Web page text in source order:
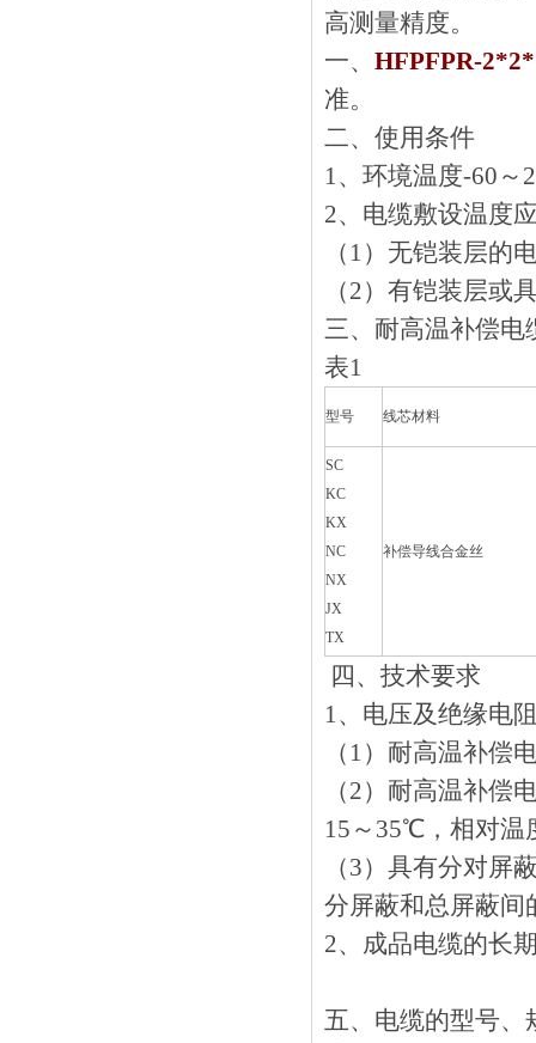
高测量精度。
一、 HFPFPR-
准。
二、 使用条件
1、环境温度-60～
2、电缆敷设温度
（1）无铠装层的
（2）有铠装层或
三、 耐高温补偿电
表1
型号 线芯材料
SC
KC
KX
NC
NX
JX
TX
补偿导线合金丝
四、 技术要求
1、电压及绝缘电
（1）耐高温补偿
（2）耐高温补偿
15～35℃，相
（3）具有分对屏蔽
分屏蔽和总屏蔽
2、成品电缆的长
五、 电缆的型号